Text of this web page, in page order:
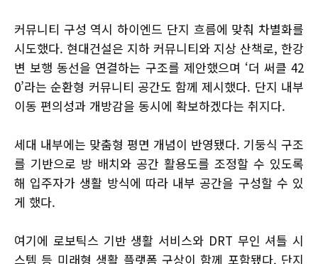
커뮤니티 구성 역시 하이엔드 단지 흐름에 맞춰 차별화를
시도했다. 현대건설은 지하 커뮤니티와 지상 산책로, 한강
변 보행 동선을 연결하는 구조를 제안했으며 ‘더 써클 42
0’라는 순환형 커뮤니티 공간도 함께 제시했다. 단지 내부
이동 편의성과 개방감을 동시에 확보하겠다는 취지다.
세대 내부에는 맞춤형 평면 개념이 반영됐다. 기둥식 구조
를 기반으로 방 배치와 공간 활용도를 조정할 수 있도록
해 입주자가 생활 방식에 따라 내부 공간을 구성할 수 있
게 했다.
여기에 로보틱스 기반 생활 서비스와 DRT 무인 셔틀 시
스템 등 미래형 생활 플랫폼 구상이 함께 포함됐다. 단지